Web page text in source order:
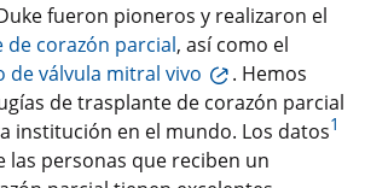
fueron pioneros y realizaron el
corazón parcial, así como el
de válvula mitral vivo
. Hemos
de trasplante de corazón parcial
institución en el mundo. Los datos1
las personas que reciben un